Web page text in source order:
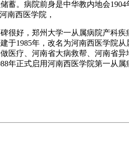
蓄。病院前身是中华教内地会
南西医学院，
好，郑州大学一从属病院产科
于1985年，改名为河南西医学院
医疗、河南省大病救帮、河南省
年正式启用河南西医学院第一